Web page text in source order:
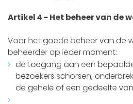
Artikel 4 - Het beheer van de
Voor het goede beheer van de
beheerder op ieder moment:
de toegang aan een
bezoekers schorsen,
de gehele of een gedeelte